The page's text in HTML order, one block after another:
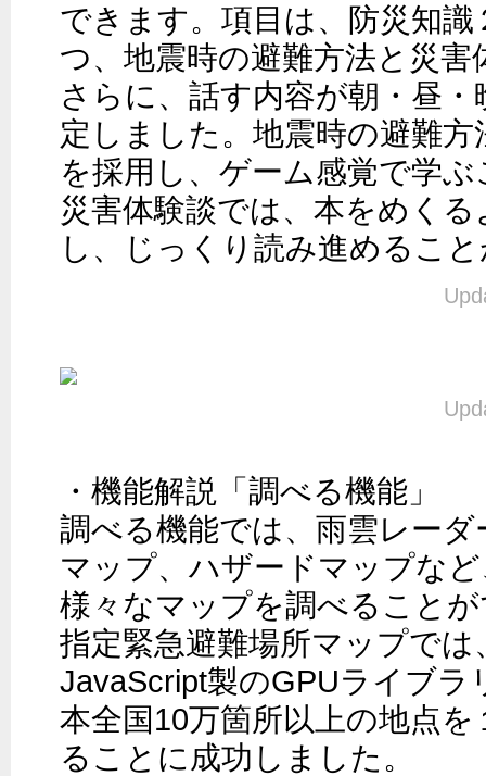
できます。項目は、防災知識
つ、地震時の避難方法と災
さらに、話す内容が朝・昼
定しました。地震時の避難
を採用し、ゲーム感覚で学
災害体験談では、本をめく
し、じっくり読み進めるこ
・機能解説「調べる機能」
調べる機能では、雨雲レーダ
マップ、ハザードマップな
様々なマップを調べること
指定緊急避難場所マップで
JavaScript製のGPUライブラ
本全国10万箇所以上の地点
ることに成功しました。